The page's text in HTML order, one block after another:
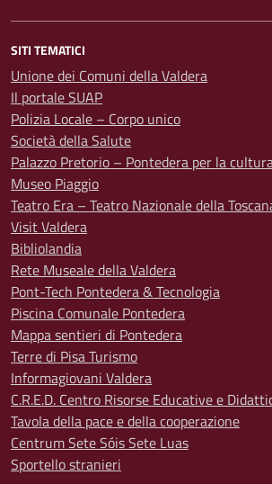
SITI TEMATICI
Unione dei Comuni della Valdera
Il portale SUAP
Polizia Locale – Corpo unico
Società della Salute
Palazzo Pretorio – Pontedera per la
Museo Piaggio
Teatro Era – Teatro Nazionale della
Visit Valdera
Bibliolandia
Rete Museale della Valdera
Pont-Tech Pontedera & Tecnologia
Piscina Comunale Pontedera
Mappa sentieri di Pontedera
Terre di Pisa Turismo
Informagiovani Valdera
C.R.E.D. Centro Risorse Educative e
Tavola della pace e della cooperazione
Centrum Sete Sóis Sete Luas
Sportello stranieri